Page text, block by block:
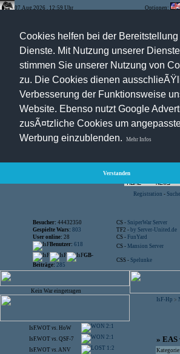
Cookies helfen bei der
Dienste. Mit Nutzung unserer Dienste
stimmen Sie unserer Nutzung von
zu. Die Cookies dienen
Verbesserung der Funktionsweise
Website. Ebenso nutzt Google
zusÃ¤tzliche Cookies um
Werbung einzublenden.
Mehr Infos
Verstanden
07.Aug.2026 , 12:59 Uhr Optionen:
Registration - Suche
Besucher: 44432350 CS - SniperWar Server
Gespielte Wars: 803 TF2 - by Server-United.de
User online: 28 CS - FunYard
Benutzer: 618 CS - Mansion Server
GB-
Beiträge: 285
CSS - Spelunke
Kein War eingetragen
IsF.WOT vs. HoW 2:1
IsF.WOT vs. QSF-7 2:1
IsF.WOT vs.ANV 1:2
IsF-Hp >
»
Kategorie: